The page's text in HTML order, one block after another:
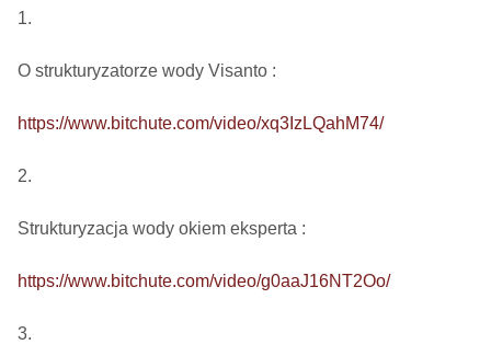
1.
O strukturyzatorze wody Visanto :
https://www.bitchute.com/video/xq3IzLQahM74/
2.
Strukturyzacja wody okiem eksperta :
https://www.bitchute.com/video/g0aaJ16NT2Oo/
3.